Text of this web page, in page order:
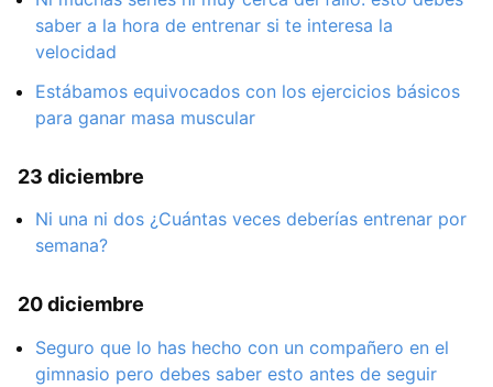
saber a la hora de entrenar si te interesa la
velocidad
Estábamos equivocados con los ejercicios básicos
para ganar masa muscular
23 diciembre
Ni una ni dos ¿Cuántas veces deberías entrenar por
semana?
20 diciembre
Seguro que lo has hecho con un compañero en el
gimnasio pero debes saber esto antes de seguir